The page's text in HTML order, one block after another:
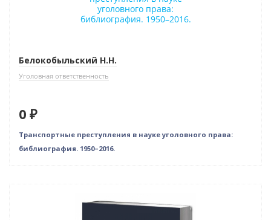
Белокобыльский Н.Н.
Уголовная ответственность
0 ₽
Транспортные преступления в науке уголовного права:
библиография. 1950–2016.